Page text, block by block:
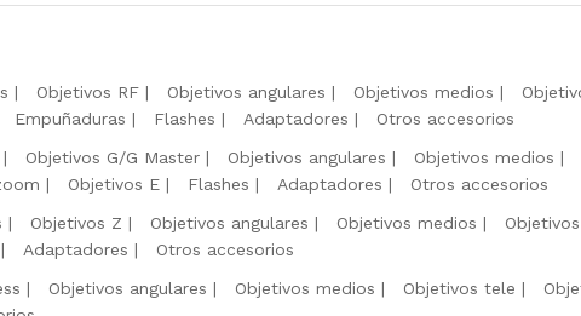
Objetivos RF Objetivos angulares Objetivos medios
Empuñaduras Flashes Adaptadores
Otros accesorios
Objetivos G/G Master Objetivos angulares Objetivos medios
Objetivos E Flashes Adaptadores
Otros accesorios
Objetivos Z Objetivos angulares Objetivos medios
Adaptadores
Otros accesorios
Objetivos angulares Objetivos medios Objetivos tele